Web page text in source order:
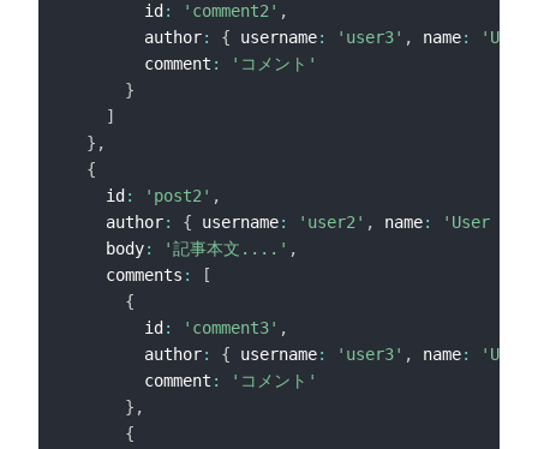
        id
: 'comment2' ,
        author
: { username: 'user3' , name:
'User
        comment
:
'コメント'
}
]
} ,
{
    id
: 'post2' ,
    author
: { username: 'user2' , name: 'User 2'
    body
: '記事本文....' ,
    comments
:
[
{
        id
: 'comment3' ,
        author
: { username: 'user3' , name:
'User
        comment
:
'コメント'
} ,
{